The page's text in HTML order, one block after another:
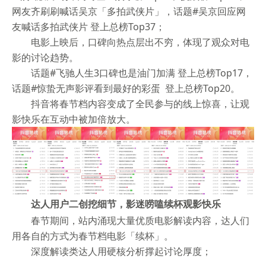
网友齐刷刷喊话吴京「多拍武侠片」，话题#吴京回应网
友喊话多拍武侠片 登上总榜Top37；
电影上映后，口碑向热点层出不穷，体现了观众对电
影的讨论趋势。
话题#飞驰人生3口碑也是油门加满 登上总榜Top17，
话题#惊蛰无声影评看到最好的彩蛋 登上总榜Top20。
抖音将春节档内容变成了全民参与的线上惊喜，让观
影快乐在互动中被加倍放大。
达人用户二创挖细节，影迷唠嗑续杯观影快乐
春节期间，站内涌现大量优质电影解读内容，达人们
用各自的方式为春节档电影「续杯」。
深度解读类达人用硬核分析撑起讨论厚度；